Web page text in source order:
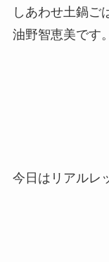
しあわせ土鍋ご
油野智恵美です。
今日はリアルレ